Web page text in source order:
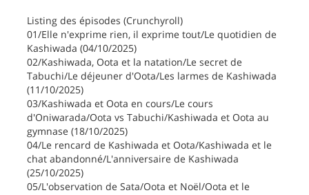
Listing des épisodes (Crunchyroll)
01/Elle n'exprime rien, il exprime tout/Le quotidien de
Kashiwada (04/10/2025)
02/Kashiwada, Oota et la natation/Le secret de
Tabuchi/Le déjeuner d'Oota/Les larmes de Kashiwada
(11/10/2025)
03/Kashiwada et Oota en cours/Le cours
d'Oniwarada/Oota vs Tabuchi/Kashiwada et Oota au
gymnase (18/10/2025)
04/Le rencard de Kashiwada et Oota/Kashiwada et le
chat abandonné/L'anniversaire de Kashiwada
(25/10/2025)
05/L'observation de Sata/Oota et Noël/Oota et le